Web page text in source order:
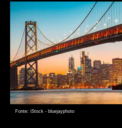
Fonte: iStock - bluejayphoto